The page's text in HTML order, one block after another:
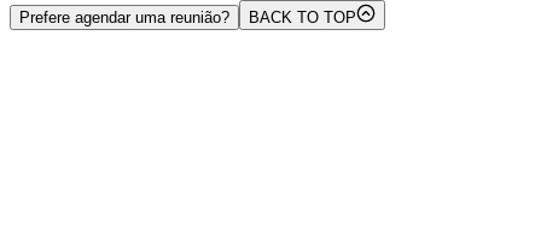
Prefere agendar uma reunião? BACK TO TOP